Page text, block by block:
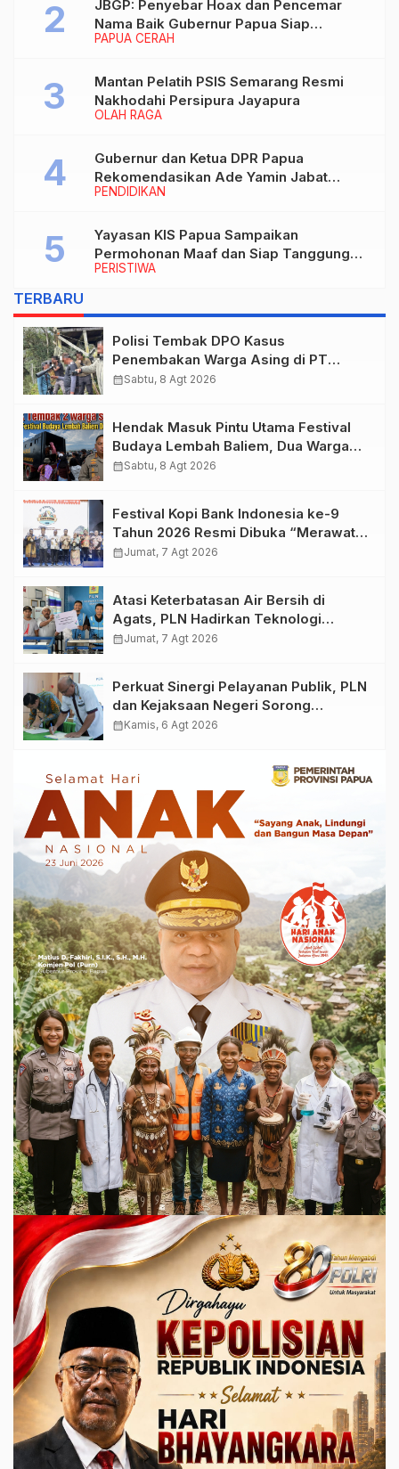
PAPUA CERAH
JBGP: Penyebar Hoax dan Pencemar
Nama Baik Gubernur Papua Siap
Berhadapan dengan Hukum!
OLAH RAGA
Mantan Pelatih PSIS Semarang Resmi
Nakhodahi Persipura Jayapura
PENDIDIKAN
Gubernur dan Ketua DPR Papua
Rekomendasikan Ade Yamin Jabat
Rektor IAIN Fattahul Muluk Papua
PERISTIWA
Yayasan KIS Papua Sampaikan
Permohonan Maaf dan Siap Tanggung
Biaya Korban Dugaan Keracunan MBG di
TERBARU
Polisi Tembak DPO Kasus
Penembakan Warga Asing di PT
Freeport Indonesia
calendar_monthSabtu, 8 Agt 2026
Hendak Masuk Pintu Utama Festival
Budaya Lembah Baliem, Dua Warga
Sipil Ditembak OTK
calendar_monthSabtu, 8 Agt 2026
Festival Kopi Bank Indonesia ke-9
Tahun 2026 Resmi Dibuka “Merawat
Warisan, Membangun Masa Depan
calendar_monthJumat, 7 Agt 2026
Atasi Keterbatasan Air Bersih di
Agats, PLN Hadirkan Teknologi
Desalinasi untuk Masjid Saiful Al-
calendar_monthJumat, 7 Agt 2026
Perkuat Sinergi Pelayanan Publik, PLN
dan Kejaksaan Negeri Sorong
Tandatangani Kerja Sama
calendar_monthKamis, 6 Agt 2026